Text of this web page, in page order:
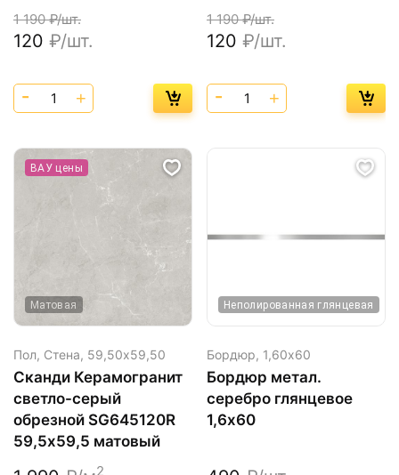
1 190₽/шт.
120 ₽/шт.
1 190₽/шт.
120 ₽/шт.
ВАУ цены
Матовая
Пол, Стена, 59,50х59,50
Сканди Керамогранит
светло-серый
обрезной SG645120R
59,5х59,5 матовый
2
Неполированная глянцевая
Бордюр, 1,60х60
Бордюр метал.
серебро глянцевое
1,6х60